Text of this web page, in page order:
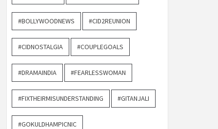
#BOLLYWOODNEWS #CID2REUNION
#CIDNOSTALGIA #COUPLEGOALS
#DRAMAINDIA #FEARLESSWOMAN
#FIXTHEIRMISUNDERSTANDING #GITANJALI
#GOKULDHAMPICNIC